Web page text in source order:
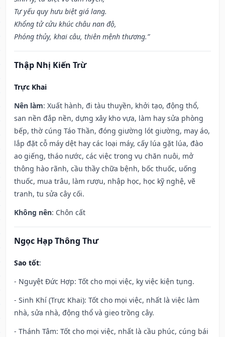
Tự yếu quy hưu biệt giá lang.
Khổng tử cửu khúc châu nan độ,
Phóng thủy, khai câu, thiên mệnh thương.”
Thập Nhị Kiến Trừ
Trực Khai
Nên làm: Xuất hành, đi tàu thuyền, khởi tạo, động thổ,
san nền đắp nền, dựng xây kho vựa, làm hay sửa phòng
bếp, thờ cúng Táo Thần, đóng giường lót giường, may áo,
lắp đặt cỗ máy dệt hay các loại máy, cấy lúa gặt lúa, đào
ao giếng, tháo nước, các việc trong vụ chăn nuôi, mở
thông hào rãnh, cầu thầy chữa bệnh, bốc thuốc, uống
thuốc, mua trâu, làm rượu, nhập học, học kỹ nghệ, vẽ
tranh, tu sửa cây cối.
Không nên: Chôn cất
Ngọc Hạp Thông Thư
Sao tốt:
- Nguyệt Đức Hợp: Tốt cho mọi việc, kỵ việc kiện tụng.
- Sinh Khí (Trực Khai): Tốt cho mọi việc, nhất là việc làm
nhà, sửa nhà, động thổ và gieo trồng cây.
- Thánh Tâm: Tốt cho mọi việc, nhất là cầu phúc, cúng bái